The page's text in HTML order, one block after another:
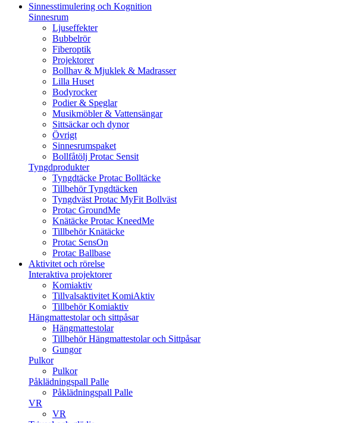
Sinnesstimulering och Kognition
Sinnesrum
Ljuseffekter
Bubbelrör
Fiberoptik
Projektorer
Bollhav & Mjuklek & Madrasser
Lilla Huset
Bodyrocker
Podier & Speglar
Musikmöbler & Vattensängar
Sittsäckar och dynor
Övrigt
Sinnesrumspaket
Bollfåtölj Protac Sensit
Tyngdprodukter
Tyngdtäcke Protac Bolltäcke
Tillbehör Tyngdtäcken
Tyngdväst Protac MyFit Bollväst
Protac GroundMe
Knätäcke Protac KneedMe
Tillbehör Knätäcke
Protac SensOn
Protac Ballbase
Aktivitet och rörelse
Interaktiva projektorer
Komiaktiv
Tillvalsaktivitet KomiAktiv
Tillbehör Komiaktiv
Hängmattestolar och sittpåsar
Hängmattestolar
Tillbehör Hängmattestolar och Sittpåsar
Gungor
Pulkor
Pulkor
Påklädningspall Palle
Påklädningspall Palle
VR
VR